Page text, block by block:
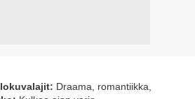
Draama, romantiikka,